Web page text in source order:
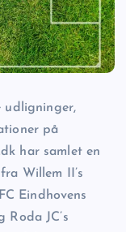
udligninger,
på
har samlet en
Willem II’s
Eindhovens
Roda JC’s